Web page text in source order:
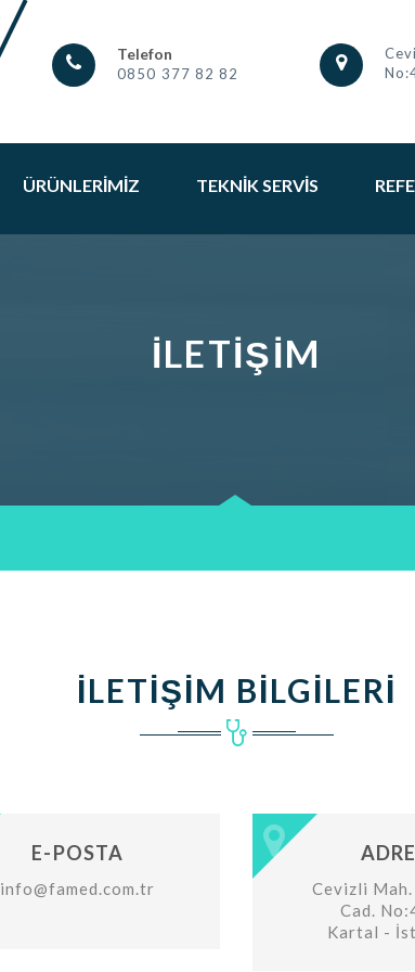
Telefon
0850 377 82 82
ÜRÜNLERIMIZ TEKNIK SERVIS
İLETIŞIM
İLETIŞIM BILGILERI
E-POSTA
info@famed.com.tr
Cevizli Mah.
Cad.
Kartal -